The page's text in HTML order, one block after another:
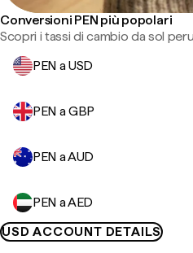
Conversioni PEN più popolari
Scopri i tassi di cambio da sol
PEN a USD
PEN a GBP
PEN a AUD
PEN a AED
USD ACCOUNT DETAILS